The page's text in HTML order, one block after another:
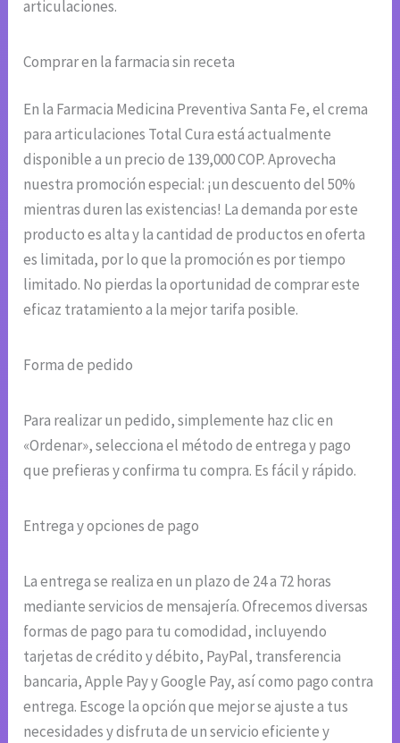
articulaciones.
Comprar en la farmacia sin receta
En la Farmacia Medicina Preventiva Santa Fe, el crema
para articulaciones Total Cura está actualmente
disponible a un precio de 139,000 COP. Aprovecha
nuestra promoción especial: ¡un descuento del 50%
mientras duren las existencias! La demanda por este
producto es alta y la cantidad de productos en oferta
es limitada, por lo que la promoción es por tiempo
limitado. No pierdas la oportunidad de comprar este
eficaz tratamiento a la mejor tarifa posible.
Forma de pedido
Para realizar un pedido, simplemente haz clic en
«Ordenar», selecciona el método de entrega y pago
que prefieras y confirma tu compra. Es fácil y rápido.
Entrega y opciones de pago
La entrega se realiza en un plazo de 24 a 72 horas
mediante servicios de mensajería. Ofrecemos diversas
formas de pago para tu comodidad, incluyendo
tarjetas de crédito y débito, PayPal, transferencia
bancaria, Apple Pay y Google Pay, así como pago contra
entrega. Escoge la opción que mejor se ajuste a tus
necesidades y disfruta de un servicio eficiente y